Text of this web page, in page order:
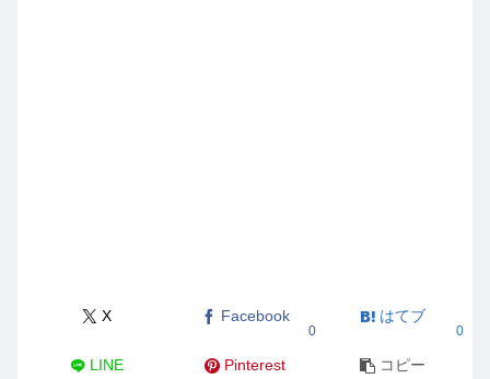
X Facebook
0
はてブ
0
LINE Pinterest コピー